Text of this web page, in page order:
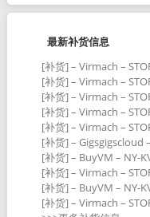
最新补货信息
[补货] – Virmach –
[补货] – Virmach –
[补货] – Virmach –
[补货] – Virmach –
[补货] – Virmach –
[补货] – Gigsgigscloud
[补货] – BuyVM – NY-
[补货] – Virmach –
[补货] – BuyVM – NY-
[补货] – Virmach –